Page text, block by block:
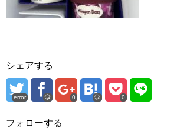
シェアする
error 0 0
フォローする